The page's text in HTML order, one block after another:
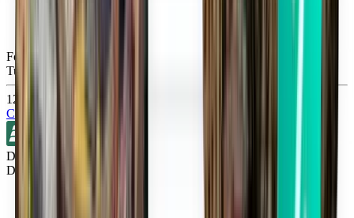
Fort Myers RSW
Tue, Sep 1
126 lei
Căutare
Direct
Detroit DTW